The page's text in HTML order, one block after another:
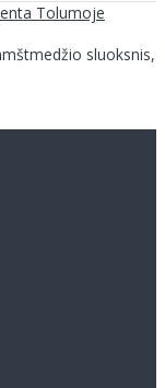
Tolumoje
sluoksnis,